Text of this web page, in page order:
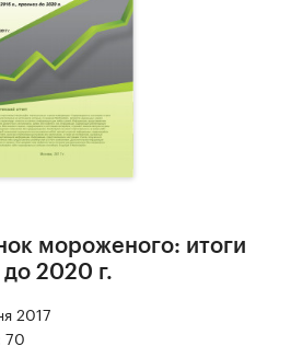
мороженого: итоги
до 2020 г.
2017
70